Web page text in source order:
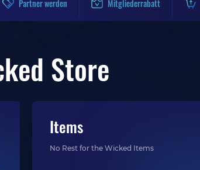
Partner werden Mitgliederrabatt
Store
Items
No Rest for the Wicked Items